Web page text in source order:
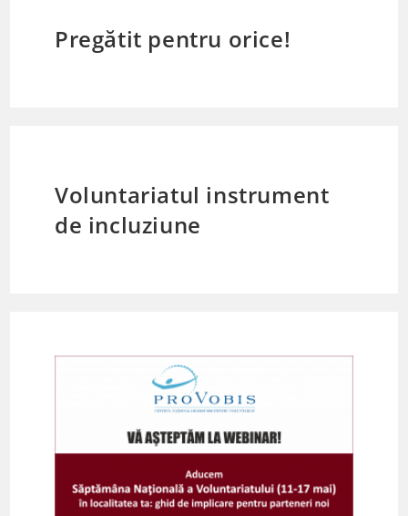
Pregătit pentru orice!
Voluntariatul instrument
de incluziune